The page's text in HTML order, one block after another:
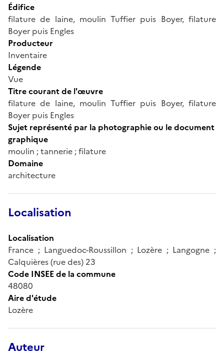
Édifice
filature de laine, moulin Tuffier puis Boyer, filature
Boyer puis Engles
Producteur
Inventaire
Légende
Vue
Titre courant de l'œuvre
filature de laine, moulin Tuffier puis Boyer, filature
Boyer puis Engles
Sujet représenté par la photographie ou le document
graphique
moulin ; tannerie ; filature
Domaine
architecture
Localisation
Localisation
France ; Languedoc-Roussillon ; Lozère ; Langogne ;
Calquières (rue des) 23
Code INSEE de la commune
48080
Aire d'étude
Lozère
Auteur